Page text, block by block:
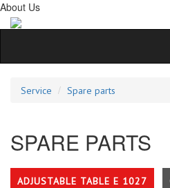
About Us
Service Spare parts
SPARE PARTS
ADJUSTABLE TABLE E 1027